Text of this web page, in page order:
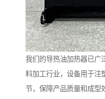
我们的导热油加热器已广
料加工行业，设备用于注
节，保障产品质量和成型